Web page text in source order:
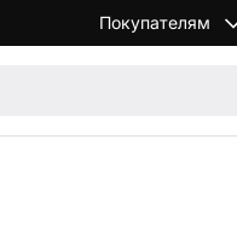
Покупателям